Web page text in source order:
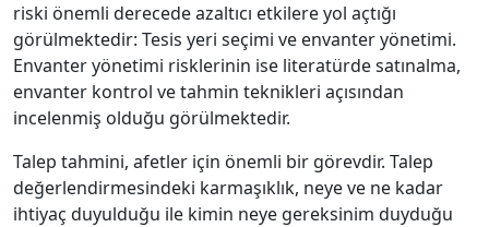
riski önemli derecede azaltıcı etkilere yol açtığı
görülmektedir: Tesis yeri seçimi ve envanter yönetimi.
Envanter yönetimi risklerinin ise literatürde satınalma,
envanter kontrol ve tahmin teknikleri açısından
incelenmiş olduğu görülmektedir.
Talep tahmini, afetler için önemli bir görevdir. Talep
değerlendirmesindeki karmaşıklık, neye ve ne kadar
ihtiyaç duyulduğu ile kimin neye gereksinim duyduğu